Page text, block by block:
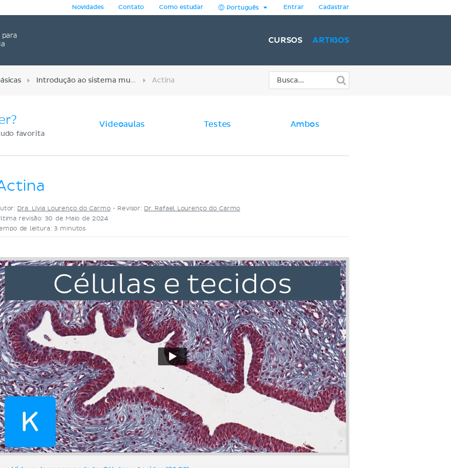
para
Novidades Contato Como estudar Português Entrar Cadastrar
CURSOS ARTIGOS
Introdução ao sistema muscular e esquelético Actina
favorita
Videoaulas Testes Ambos
Dra. Lívia Lourenço do Carmo• Revisor: Dr. Rafael Lourenço do Carmo
revisão: 30 de Maio de 2024
de leitura: 3 minutos